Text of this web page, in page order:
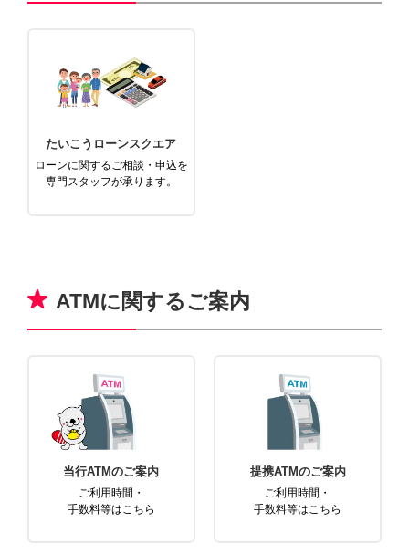
たいこうローンスクエア
ローンに関するご相談・申込を
専門スタッフが承ります。
ATMに関するご案内
当行ATMのご案内
ご利用時間・
手数料等はこちら
提携ATMのご案内
ご利用時間・
手数料等はこちら